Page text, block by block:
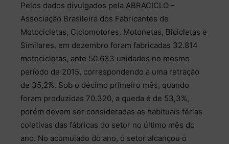
Pelos dados divulgados pela ABRACICLO –
Associação Brasileira dos Fabricantes de
Motocicletas, Ciclomotores, Motonetas, Bicicletas e
Similares, em dezembro foram fabricadas 32.814
motocicletas, ante 50.633 unidades no mesmo
período de 2015, correspondendo a uma retração
de 35,2%. Sob o décimo primeiro mês, quando
foram produzidas 70.320, a queda é de 53,3%,
porém devem ser consideradas as habituais férias
coletivas das fábricas do setor no último mês do
ano. No acumulado do ano, o setor alcançou o